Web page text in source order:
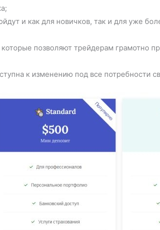
и как для новичков, так и для уже
позволяют трейдерам грамотно
к изменению под все потребности